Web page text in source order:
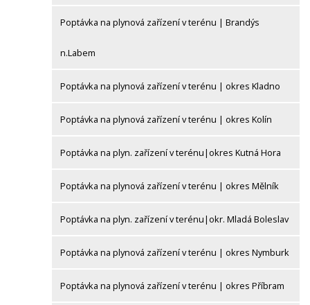
Poptávka na plynová zařízení v terénu | Brandýs
n.Labem
Poptávka na plynová zařízení v terénu | okres Kladno
Poptávka na plynová zařízení v terénu | okres Kolín
Poptávka na plyn. zařízení v terénu|okres Kutná Hora
Poptávka na plynová zařízení v terénu | okres Mělník
Poptávka na plyn. zařízení v terénu|okr. Mladá Boleslav
Poptávka na plynová zařízení v terénu | okres Nymburk
Poptávka na plynová zařízení v terénu | okres Příbram